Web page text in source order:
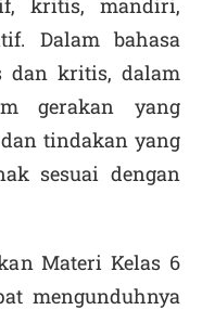
kritis, mandiri,
Dalam bahasa
dan kritis, dalam
gerakan yang
tindakan yang
sesuai dengan
Materi Kelas 6
mengunduhnya